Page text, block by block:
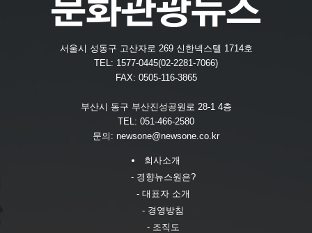
서울시 성동구 고산자로 269 신한넥스텔 1714호
TEL: 1577-0445(02-2281-7066)
FAX: 0505-116-3865
부산시 동구 부산진성공원로 28-1 4층
TEL: 051-466-2580
문의: newsone@newsone.co.kr
회사소개
- 경향뉴스원은?
- 대표자 소개
- 경영방침
- 조직도